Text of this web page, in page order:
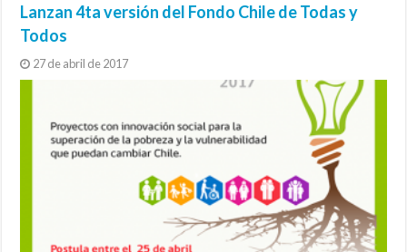
Lanzan 4ta versión del Fondo Chile de Todas y
Todos
27 de abril de 2017